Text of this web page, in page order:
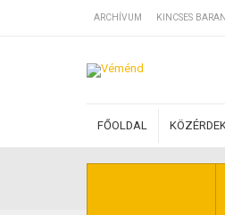
ARCHÍVUM KINCSES
FŐOLDAL